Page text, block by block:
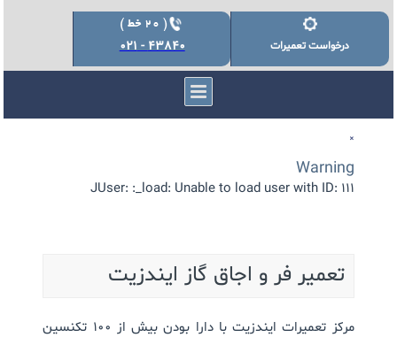
درخواست تعمیرات 43840 - 021
×
Warning
JUser: :_load: Unable to load user with ID: 111
تعمیر فر و اجاق گاز ایندزیت
مرکز تعمیرات ایندزیت با دارا بودن بیش از 100 تکنسین